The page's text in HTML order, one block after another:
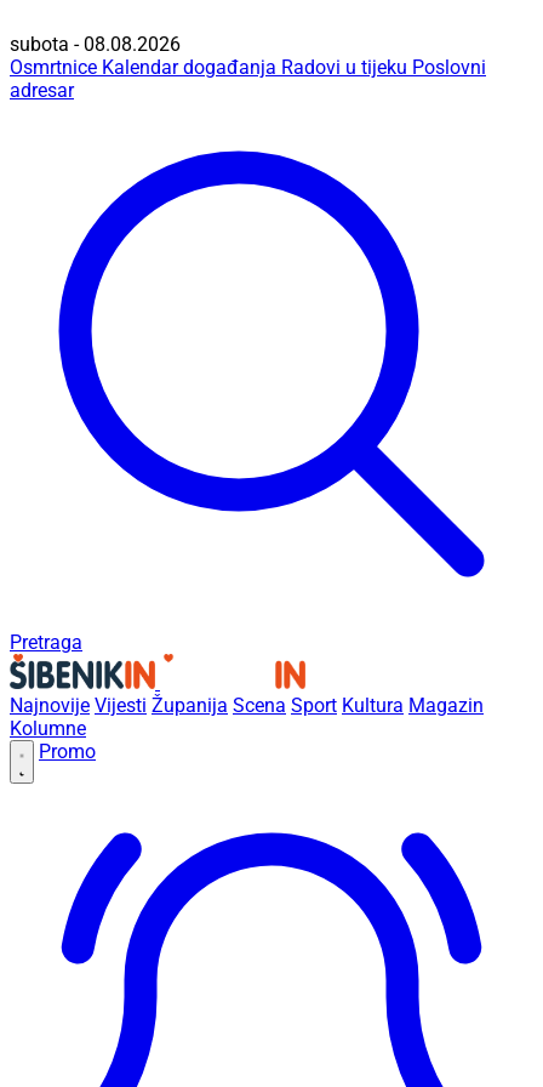
subota - 08.08.2026
Osmrtnice Kalendar događanja Radovi u tijeku Poslovni
adresar
Pretraga
Najnovije Vijesti Županija Scena Sport Kultura Magazin
Kolumne
Promo